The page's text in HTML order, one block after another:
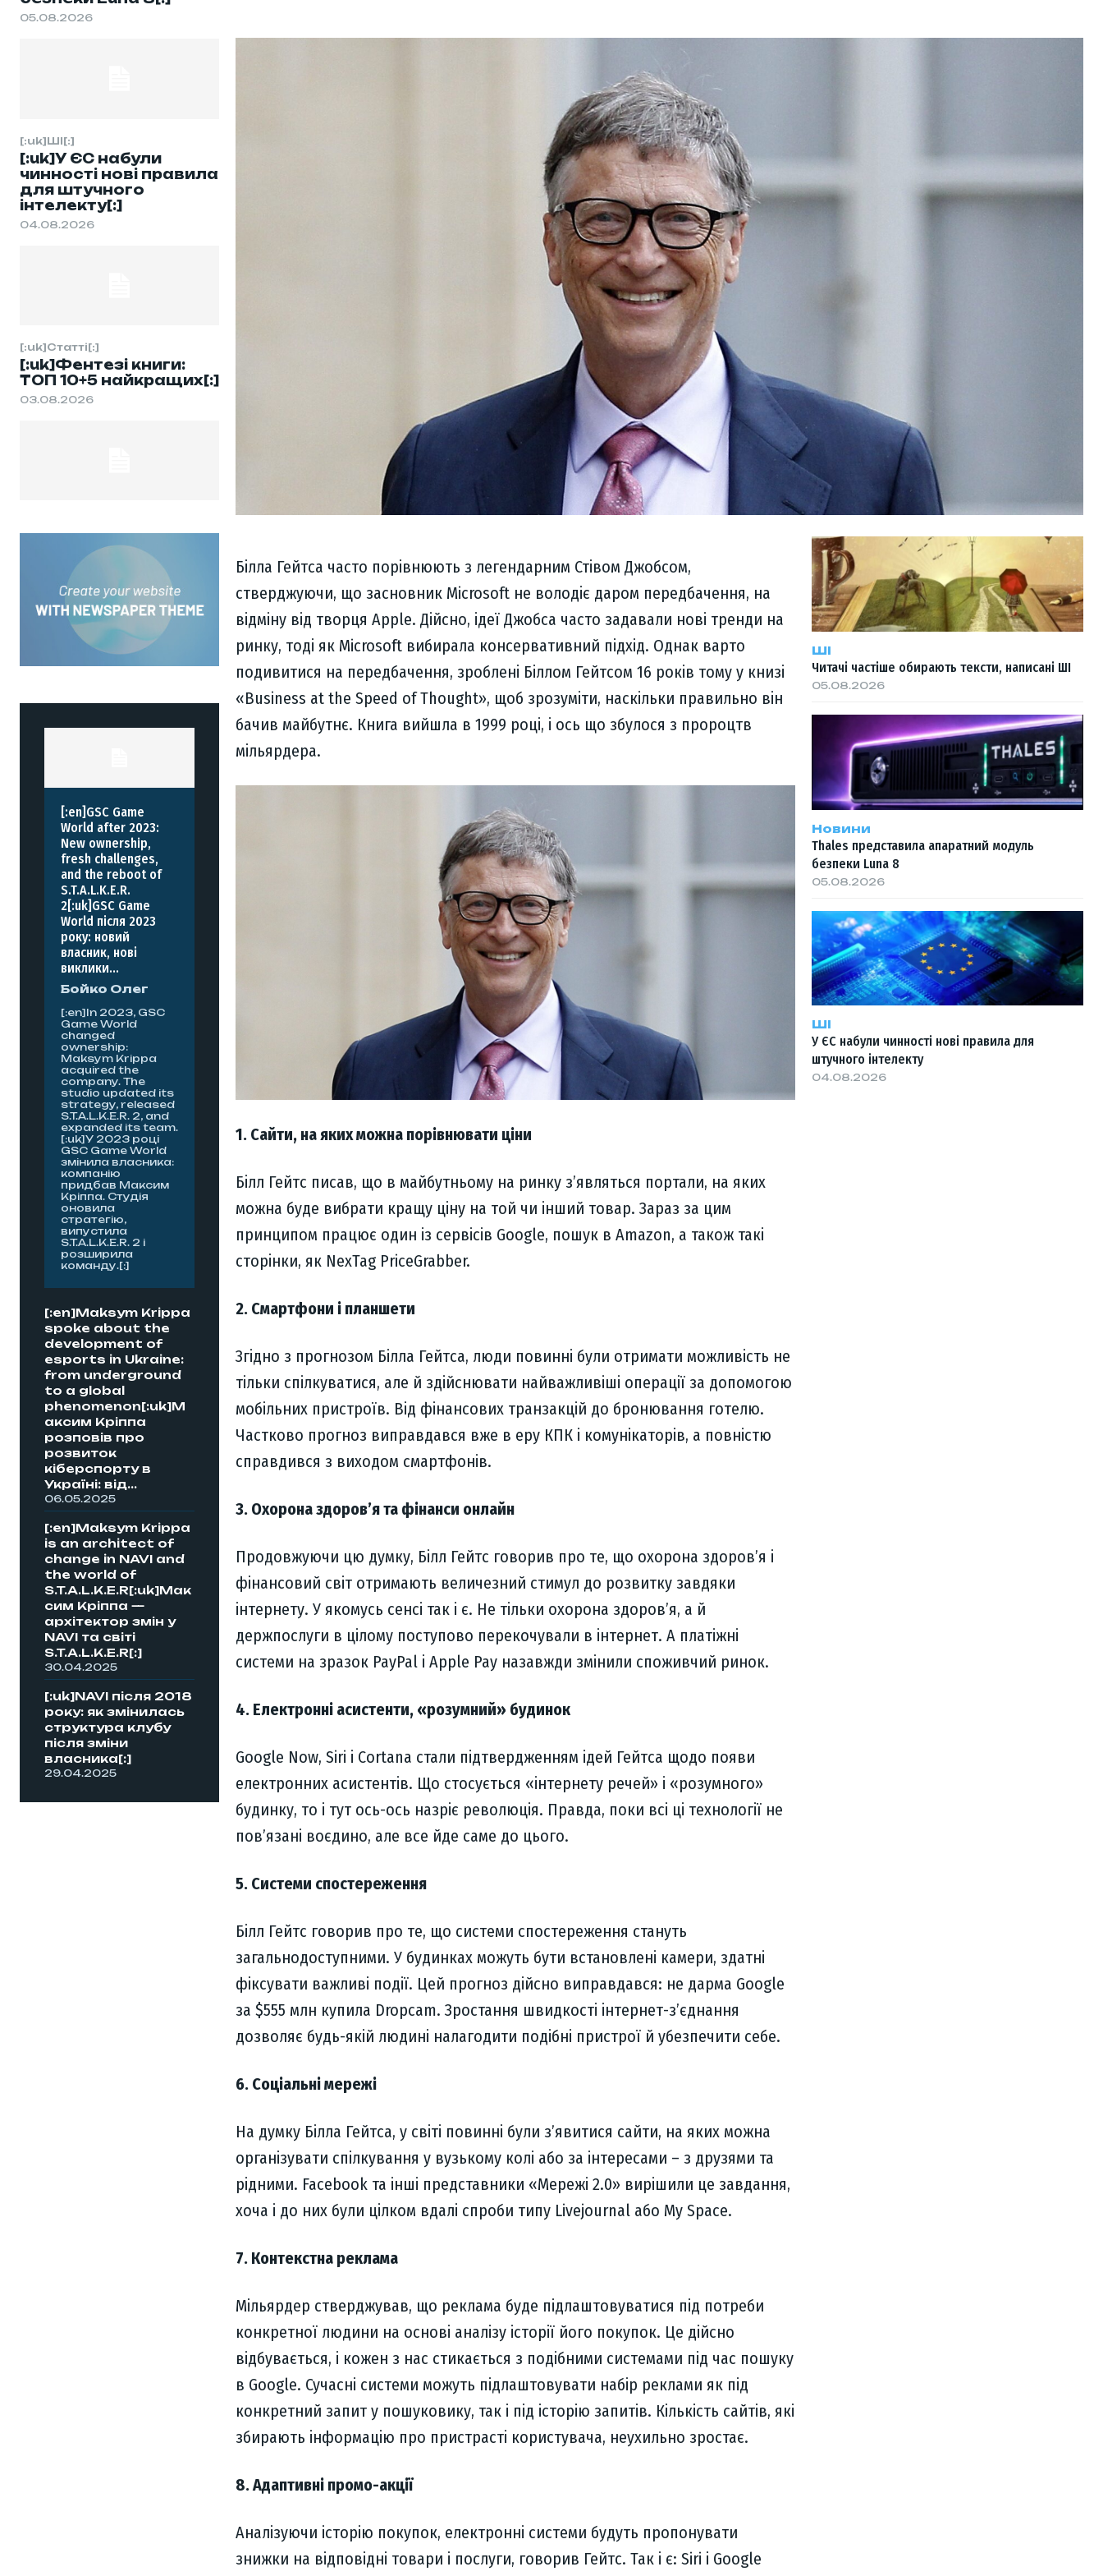
05.08.2026
[:uk]ШІ[:]
[:uk]У ЄС набули
чинності нові правила
для штучного
інтелекту[:]
04.08.2026
[:uk]Статті[:]
[:uk]Фентезі книги:
ТОП 10+5 найкращих[:]
03.08.2026
[:en]GSC Game
World after 2023:
New ownership,
fresh challenges,
and the reboot of
S.T.A.L.K.E.R.
2[:uk]GSC Game
World після 2023
року: новий
власник, нові
виклики...
Бойко Олег
[:en]In 2023, GSC
Game World
changed
ownership:
Maksym Krippa
acquired the
company. The
studio updated its
strategy, released
S.T.A.L.K.E.R. 2, and
expanded its team.
[:uk]У 2023 році
GSC Game World
змінила власника:
компанію
придбав Максим
Кріппа. Студія
оновила
стратегію,
випустила
S.T.A.L.K.E.R. 2 і
розширила
команду.[:]
[:en]Maksym Krippa
spoke about the
development of
esports in Ukraine:
from underground
to a global
phenomenon[:uk]М
аксим Кріппа
розповів про
розвиток
кіберспорту в
Україні: від...
06.05.2025
[:en]Maksym Krippa
is an architect of
change in NAVI and
the world of
S.T.A.L.K.E.R[:uk]Мак
сим Кріппа —
архітектор змін у
NAVI та світі
S.T.A.L.K.E.R[:]
30.04.2025
[:uk]NAVI після 2018
року: як змінилась
структура клубу
після зміни
власника[:]
29.04.2025
Білла Гейтса часто порівнюють з легендарним Стівом Джобсом,
стверджуючи, що засновник Microsoft не володіє даром передбачення, на
відміну від творця Apple. Дійсно, ідеї Джобса часто задавали нові тренди на
ринку, тоді як Microsoft вибирала консервативний підхід. Однак варто
подивитися на передбачення, зроблені Біллом Гейтсом 16 років тому у книзі
«Business at the Speed of Thought», щоб зрозуміти, наскільки правильно він
бачив майбутнє. Книга вийшла в 1999 році, і ось що збулося з пророцтв
мільярдера.
1. Сайти, на яких можна порівнювати ціни
Білл Гейтс писав, що в майбутньому на ринку з’являться портали, на яких
можна буде вибрати кращу ціну на той чи інший товар. Зараз за цим
принципом працює один із сервісів Google, пошук в Amazon, а також такі
сторінки, як NexTag PriceGrabber.
2. Смартфони і планшети
Згідно з прогнозом Білла Гейтса, люди повинні були отримати можливість не
тільки спілкуватися, але й здійснювати найважливіші операції за допомогою
мобільних пристроїв. Від фінансових транзакцій до бронювання готелю.
Частково прогноз виправдався вже в еру КПК і комунікаторів, а повністю
справдився з виходом смартфонів.
3. Охорона здоров’я та фінанси онлайн
Продовжуючи цю думку, Білл Гейтс говорив про те, що охорона здоров’я і
фінансовий світ отримають величезний стимул до розвитку завдяки
інтернету. У якомусь сенсі так і є. Не тільки охорона здоров’я, а й
держпослуги в цілому поступово перекочували в інтернет. А платіжні
системи на зразок PayPal і Apple Pay назавжди змінили споживчий ринок.
4. Електронні асистенти, «розумний» будинок
Google Now, Siri і Cortana стали підтвердженням ідей Гейтса щодо появи
електронних асистентів. Що стосується «інтернету речей» і «розумного»
будинку, то і тут ось-ось назріє революція. Правда, поки всі ці технології не
пов’язані воєдино, але все йде саме до цього.
5. Системи спостереження
Білл Гейтс говорив про те, що системи спостереження стануть
загальнодоступними. У будинках можуть бути встановлені камери, здатні
фіксувати важливі події. Цей прогноз дійсно виправдався: не дарма Google
за $555 млн купила Dropcam. Зростання швидкості інтернет-з’єднання
дозволяє будь-якій людині налагодити подібні пристрої й убезпечити себе.
6. Соціальні мережі
На думку Білла Гейтса, у світі повинні були з’явитися сайти, на яких можна
організувати спілкування у вузькому колі або за інтересами – з друзями та
рідними. Facebook та інші представники «Мережі 2.0» вирішили це завдання,
хоча і до них були цілком вдалі спроби типу Livejournal або My Space.
7. Контекстна реклама
Мільярдер стверджував, що реклама буде підлаштовуватися під потреби
конкретної людини на основі аналізу історії його покупок. Це дійсно
відбувається, і кожен з нас стикається з подібними системами під час пошуку
в Google. Сучасні системи можуть підлаштовувати набір реклами як під
конкретний запит у пошуковику, так і під історію запитів. Кількість сайтів, які
збирають інформацію про пристрасті користувача, неухильно зростає.
8. Адаптивні промо-акції
Аналізуючи історію покупок, електронні системи будуть пропонувати
знижки на відповідні товари і послуги, говорив Гейтс. Так і є: Siri і Google
ШІ
Читачі частіше обирають тексти, написані ШІ
05.08.2026
Новини
Thales представила апаратний модуль
безпеки Luna 8
05.08.2026
ШІ
У ЄС набули чинності нові правила для
штучного інтелекту
04.08.2026